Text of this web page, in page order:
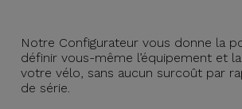
Notre Configurateur vous donne la
définir vous-même l’équipement et
votre vélo, sans aucun surcoût par
de série.